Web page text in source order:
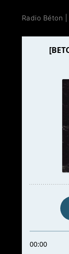
Radio Béton